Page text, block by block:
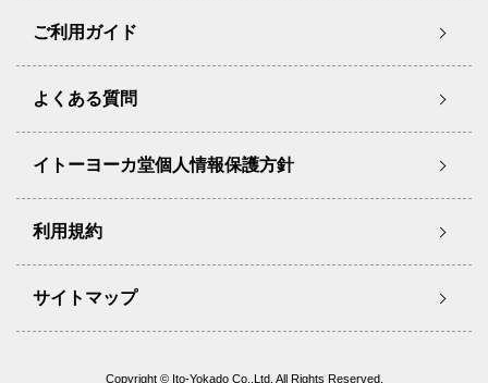
ご利用ガイド
よくある質問
イトーヨーカ堂個人情報保護方針
利用規約
サイトマップ
Copyright © Ito-Yokado Co.,Ltd. All Rights Reserved.